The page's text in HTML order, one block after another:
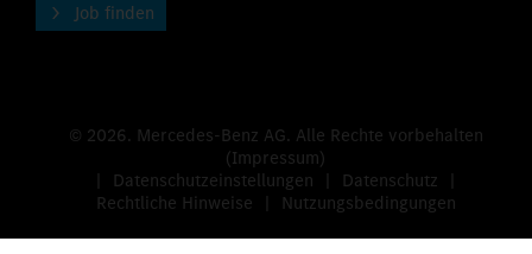
Job finden
© 2026. Mercedes-Benz AG. Alle Rechte vorbehalten
(Impressum)
Datenschutzeinstellungen
Datenschutz
Rechtliche Hinweise
Nutzungsbedingungen